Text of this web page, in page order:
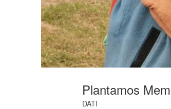
Plantamos
DATI